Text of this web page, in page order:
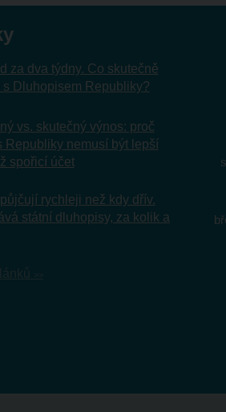
za dva týdny. Co skutečně
s Dluhopisem Republiky?
vs. skutečný výnos: proč
Republiky nemusí být lepší
spořicí účet
rychleji než kdy dřív.
státní dluhopisy, za kolik a